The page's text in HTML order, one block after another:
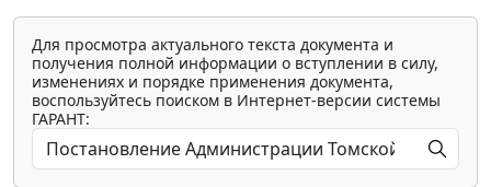
Для просмотра актуального текста документа и
получения полной информации о вступлении в силу,
изменениях и порядке применения документа,
воспользуйтесь поиском в Интернет-версии системы
ГАРАНТ: